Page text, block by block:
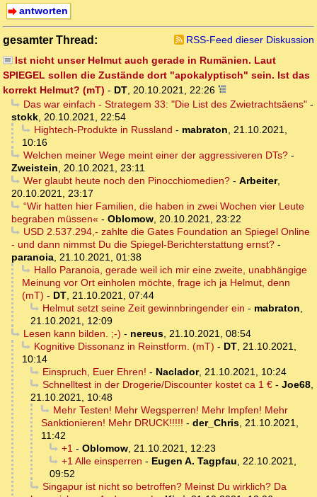
antworten
gesamter Thread:
RSS-Feed dieser Diskussion
Ist nicht unser Helmut auch gerade in Rumänien. Laut
SPIEGEL sollen die Zustände dort "apokalyptisch" sein. Ist das
korrekt Helmut? (mT) - DT, 20.10.2021, 22:26
Das war einfach - Strategem 33: "Die List des Zwietrachtsäens"-
stokk, 20.10.2021, 22:54
Hightech-Produkte in Russland - mabraton, 21.10.2021,
10:16
Welchen meiner Wege meint einer der aggressiveren DTs?-
Zweistein, 20.10.2021, 23:11
Wer glaubt heute noch den Pinocchiomedien?- Arbeiter,
20.10.2021, 23:17
“Wir hatten hier Familien, die haben in zwei Wochen vier Leute
begraben müssen« - Oblomow, 20.10.2021, 23:22
USD 2.537.294,- zahlte die Gates Foundation an Spiegel Online
- und dann nimmst Du die Spiegel-Berichterstattung ernst? -
paranoia, 21.10.2021, 01:38
Hallo Paranoia, gerade weil ich mir eine zweite, unabhängige
Meinung vor Ort einholen möchte, frage ich ja Helmut, denn
(mT) - DT, 21.10.2021, 07:44
Helmut setzt seine Zeit gewinnbringender ein - mabraton,
21.10.2021, 12:09
Lesen kann bilden. ;-) - nereus, 21.10.2021, 08:54
Kognitive Dissonanz in Reinstform. (mT) - DT, 21.10.2021,
10:14
Einspruch, Euer Ehren! - Naclador, 21.10.2021, 10:24
Schnelltest in der Drogerie/Discounter kostet ca 1 €- Joe68,
21.10.2021, 10:48
Mehr Testen! Mehr Wegsperren! Mehr Impfen! Mehr
Sanktionieren! Mehr DRUCK!!!!! - der_Chris, 21.10.2021,
11:42
+1- Oblomow, 21.10.2021, 12:23
+1 Alle einsperren - Eugen A. Tagpfau, 22.10.2021,
09:52
Singapur ist nicht so betroffen? Meinst Du wirklich? Da